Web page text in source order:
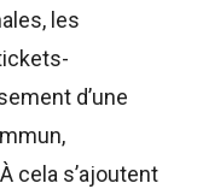
les
d’une
cela s’ajoutent